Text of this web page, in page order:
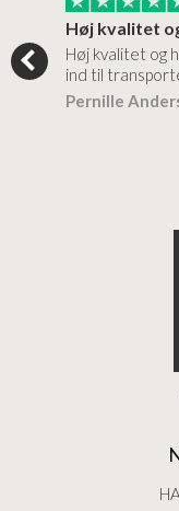
Høj kvalitet
Høj kvalitet og
ind til
Pernille